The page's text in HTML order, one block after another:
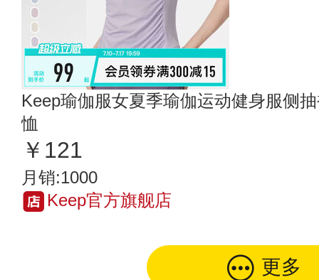
Keep瑜伽服女夏季瑜伽运动健身服侧
恤
￥121
月销:1000
Keep官方旗舰店
更多